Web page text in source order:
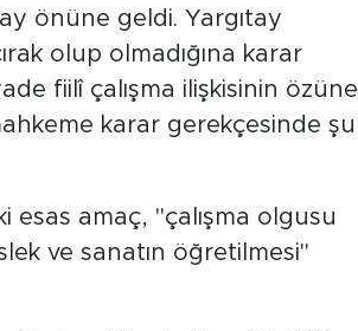
önüne geldi. Yargıtay
olup olmadığına karar
fiilî çalışma ilişkisinin özüne
karar gerekçesinde şu
esas amaç, "çalışma olgusu
ve sanatın öğretilmesi"